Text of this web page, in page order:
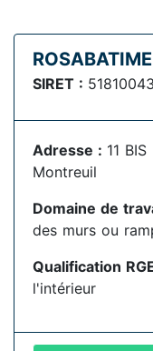
SIRET :
Adresse : 11
Montreuil
Domaine de
des murs ou
Qualification
l'intérieur